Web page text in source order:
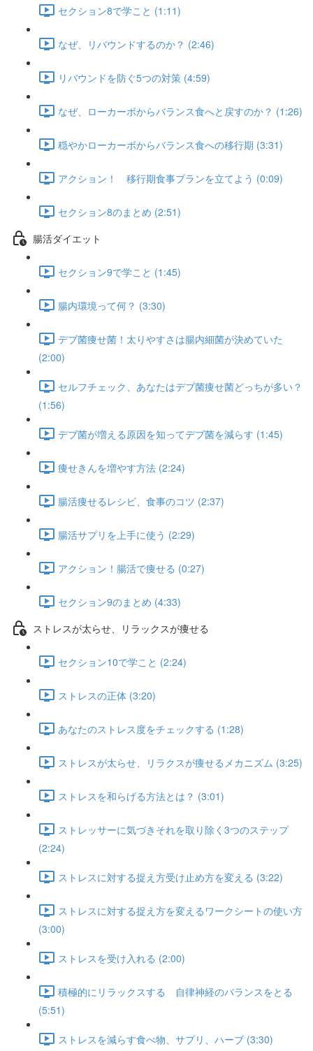
セクション8で学こと (1:11)
なぜ、リバウンドするのか？ (2:46)
リバウンドを防ぐ5つの対策 (4:59)
なぜ、ローカーボからバランス食へと戻すのか？ (1:26)
穏やかローカーボからバランス食への移行期 (3:31)
アクション！ 移行期食事プランを立てよう (0:09)
セクション8のまとめ (2:51)
腸活ダイエット
セクション9で学こと (1:45)
腸内環境って何？ (3:30)
デブ菌痩せ菌！太りやすさは腸内細菌が決めていた
(2:00)
セルフチェック、あなたはデブ菌痩せ菌どっちが多い？
(1:56)
デブ菌が増える原因を知ってデブ菌を減らす (1:45)
痩せきんを増やす方法 (2:24)
腸活痩せるレシピ、食事のコツ (2:37)
腸活サプリを上手に使う (2:29)
アクション！腸活で痩せる (0:27)
セクション9のまとめ (4:33)
ストレスが太らせ、リラックスが痩せる
セクション10で学こと (2:24)
ストレスの正体 (3:20)
あなたのストレス度をチェックする (1:28)
ストレスが太らせ、リラクスが痩せるメカニズム (3:25)
ストレスを和らげる方法とは？ (3:01)
ストレッサーに気づきそれを取り除く3つのステップ
(2:24)
ストレスに対する捉え方受け止め方を変える (3:22)
ストレスに対する捉え方を変えるワークシートの使い方
(3:00)
ストレスを受け入れる (2:00)
積極的にリラックスする 自律神経のバランスをとる
(5:51)
ストレスを減らす食べ物、サプリ、ハーブ (3:30)